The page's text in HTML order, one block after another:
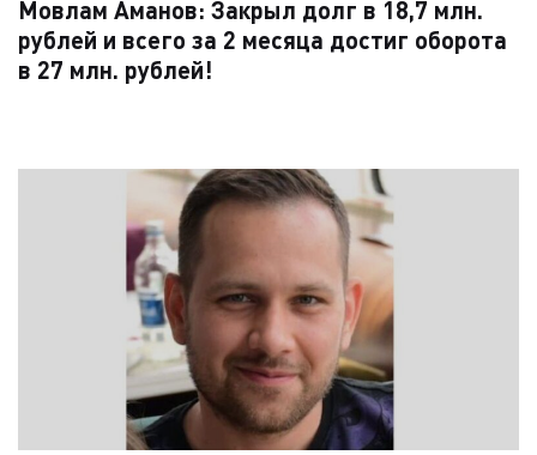
Мовлам Аманов: Закрыл долг в 18,7 млн.
рублей и всего за 2 месяца достиг оборота
в 27 млн. рублей!